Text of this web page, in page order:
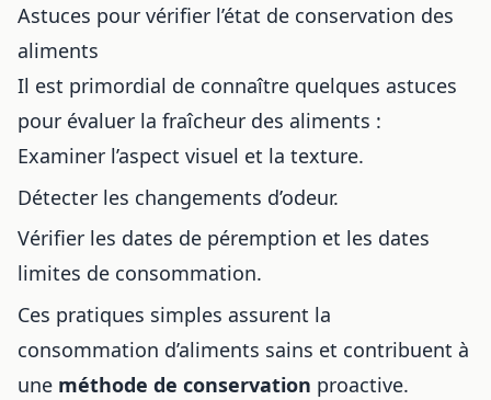
Astuces pour vérifier l’état de conservation des
aliments
Il est primordial de connaître quelques astuces
pour évaluer la fraîcheur des aliments :
Examiner l’aspect visuel et la texture.
Détecter les changements d’odeur.
Vérifier les dates de péremption et les dates
limites de consommation.
Ces pratiques simples assurent la
consommation d’aliments sains et contribuent à
une méthode de conservation proactive.